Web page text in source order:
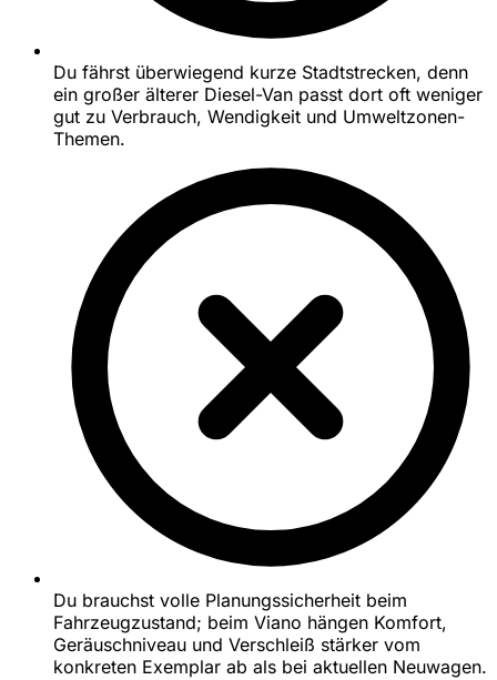
Du fährst überwiegend kurze Stadtstrecken, denn
ein großer älterer Diesel-Van passt dort oft weniger
gut zu Verbrauch, Wendigkeit und Umweltzonen-
Themen.
Du brauchst volle Planungssicherheit beim
Fahrzeugzustand; beim Viano hängen Komfort,
Geräuschniveau und Verschleiß stärker vom
konkreten Exemplar ab als bei aktuellen Neuwagen.